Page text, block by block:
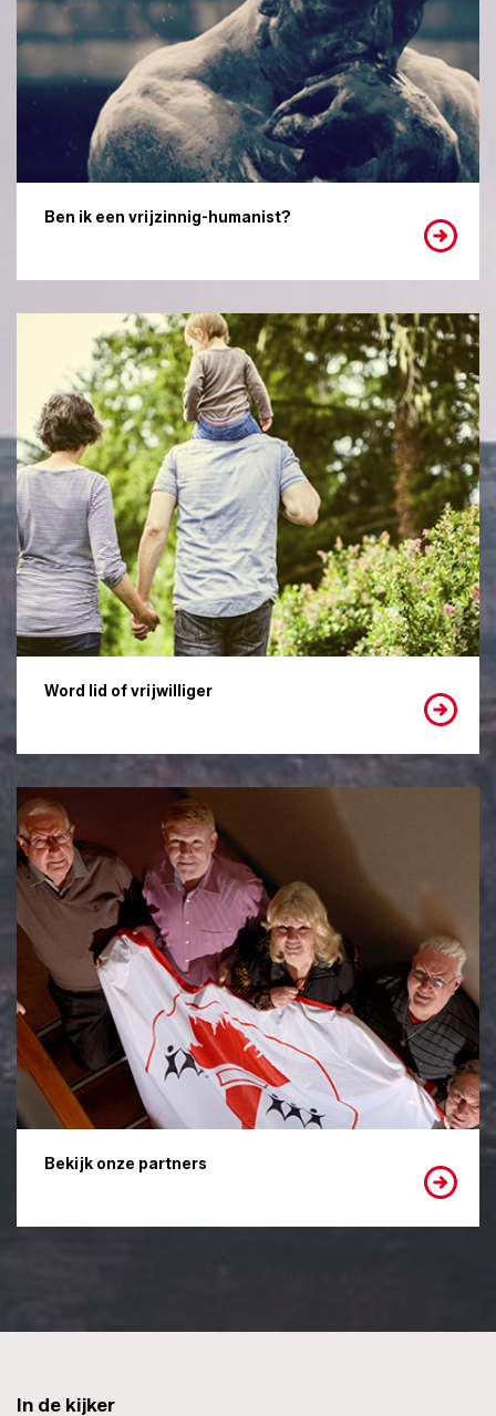
Ben ik een vrijzinnig-humanist?
Word lid of vrijwilliger
Bekijk onze partners
In de kijker